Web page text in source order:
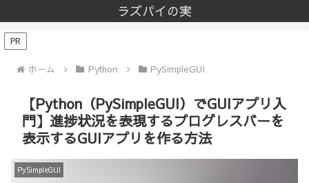
ラズパイの実
PR
ホーム Python PySimpleGUI
【Python（PySimpleGUI）でGUIアプリ入
門】進捗状況を表現するプログレスバーを
表示するGUIアプリを作る方法
PySimpleGUI